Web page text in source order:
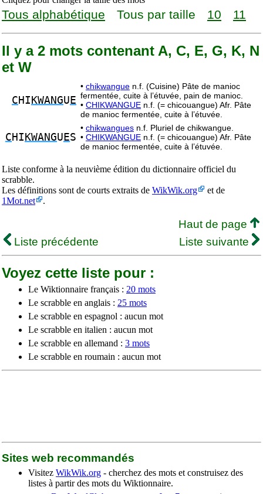
Tous alphabétique Tous par taille 10 11
Il y a 2 mots contenant A, C, E, G, K, N
et W
C HI KWANGU E
• chikwangue n.f. (Cuisine) Pâte de manioc
fermentée, cuite à l’étuvée, pain de manioc.
• CHIKWANGUE n.f. (= chicouangue) Afr. Pâte
de manioc fermentée, cuite à l’étuvée.
C HI KWANGU ES
• chikwangues n.f. Pluriel de chikwangue.
• CHIKWANGUE n.f. (= chicouangue) Afr. Pâte
de manioc fermentée, cuite à l’étuvée.
Liste conforme à la neuvième édition du dictionnaire officiel du
scrabble.
Les définitions sont de courts extraits de WikWik.org
et de
1Mot.net
.
Haut de page
Liste précédente
Liste suivante
Voyez cette liste pour :
Le Wiktionnaire français : 20 mots
Le scrabble en anglais : 25 mots
Le scrabble en espagnol : aucun mot
Le scrabble en italien : aucun mot
Le scrabble en allemand : 3 mots
Le scrabble en roumain : aucun mot
Sites web recommandés
Visitez WikWik.org - cherchez des mots et construisez des
listes à partir des mots du Wiktionnaire.